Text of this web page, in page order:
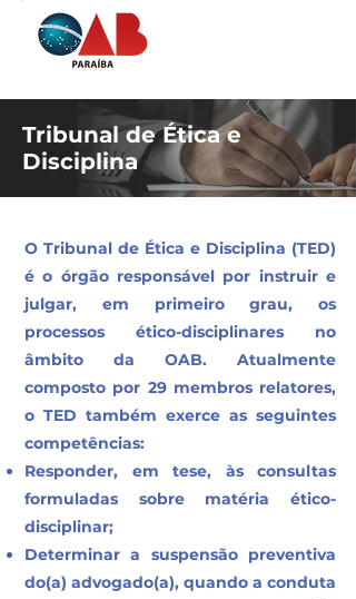
Tribunal de Ética e
Disciplina
O Tribunal de Ética e Disciplina (TED)
é o órgão responsável por instruir e
julgar, em primeiro grau, os
processos ético-disciplinares no
âmbito da OAB. Atualmente
composto por 29 membros relatores,
o TED também exerce as seguintes
competências:
Responder, em tese, às consultas
formuladas sobre matéria ético-
disciplinar;
Determinar a suspensão preventiva
do(a) advogado(a), quando a conduta